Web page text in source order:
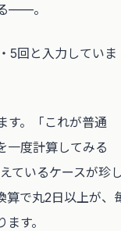
——。
5回と入力していま
す。「これが普通
一度計算してみる
ているケースが珍
算で丸2日以上が、
す。